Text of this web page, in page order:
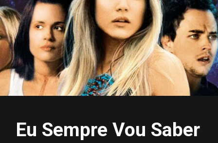
Eu Sempre Vou Saber